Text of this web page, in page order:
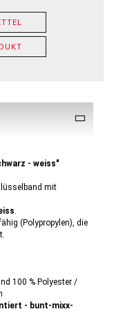
- weiss"
mit
.
(Polypropylen), die
100 % Polyester /
- bunt-mixx-